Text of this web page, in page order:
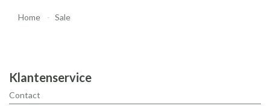
Home Sale
Klantenservice
Contact